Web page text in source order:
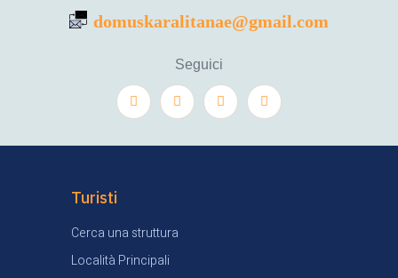
domuskaralitanae@gmail.com
Seguici
Turisti
Cerca una struttura
Località Principali